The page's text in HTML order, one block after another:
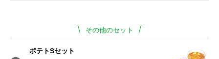
その他のセット
ポテトSセット